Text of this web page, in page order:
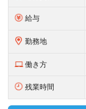
給与
勤務地
働き方
残業時間